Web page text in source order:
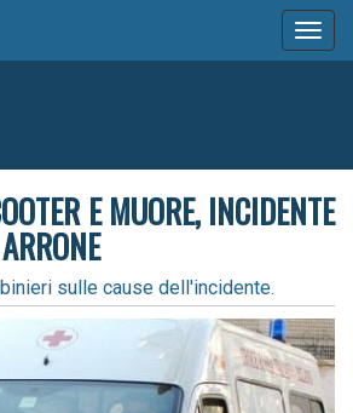
E MUORE, INCIDENTE
sulle cause dell'incidente.